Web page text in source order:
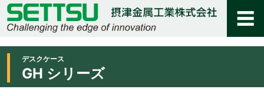
デスクケース
GH シリーズ